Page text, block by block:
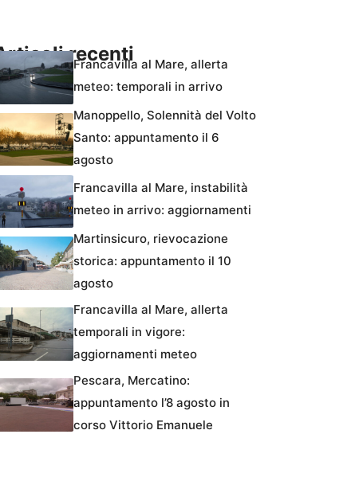
recenti
Francavilla al Mare, allerta
meteo: temporali in arrivo
Manoppello, Solennità del Volto
Santo: appuntamento il 6
agosto
Francavilla al Mare, instabilità
meteo in arrivo: aggiornamenti
Martinsicuro, rievocazione
storica: appuntamento il 10
agosto
Francavilla al Mare, allerta
temporali in vigore:
aggiornamenti meteo
Pescara, Mercatino:
appuntamento l’8 agosto in
corso Vittorio Emanuele